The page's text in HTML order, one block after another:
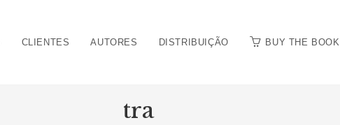
CLIENTES AUTORES DISTRIBUIÇÃO BUY THE BOOK
tra